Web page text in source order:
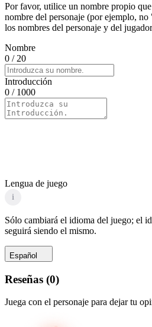
Por favor, utilice un nombre propio
nombre del personaje (por ejemplo,
los nombres del personaje y del
Nombre
0 / 20
Introducción
0 / 1000
Lengua de juego
i
Sólo cambiará el idioma del juego; el
seguirá siendo el mismo.
Español
Reseñas (0)
Juega con el personaje para dejar tu